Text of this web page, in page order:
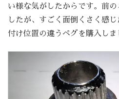
い様な気がしたからです。前
したが、すごく面倒くさく感
付け位置の違うペグを購入しま